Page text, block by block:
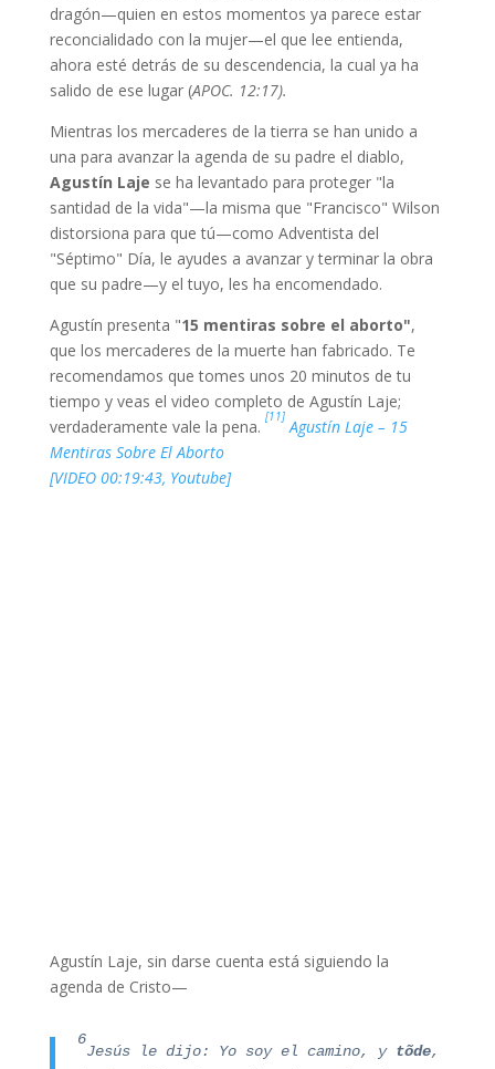
dragón—quien en estos momentos ya parece estar
reconcialidado con la mujer—el que lee entienda,
ahora esté detrás de su descendencia, la cual ya ha
salido de ese lugar (APOC. 12:17).
Mientras los mercaderes de la tierra se han unido a
una para avanzar la agenda de su padre el diablo,
Agustín Laje se ha levantado para proteger "la
santidad de la vida"—la misma que "Francisco" Wilson
distorsiona para que tú—como Adventista del
"Séptimo" Día, le ayudes a avanzar y terminar la obra
que su padre—y el tuyo, les ha encomendado.
Agustín presenta "15 mentiras sobre el aborto",
que los mercaderes de la muerte han fabricado. Te
recomendamos que tomes unos 20 minutos de tu
tiempo y veas el video completo de Agustín Laje;
verdaderamente vale la pena.
[11]
Agustín Laje – 15
Mentiras Sobre El Aborto
[VIDEO 00:19:43, Youtube]
Agustín Laje, sin darse cuenta está siguiendo la
agenda de Cristo—
6
Jesús le dijo: Yo soy el camino, y tõde,